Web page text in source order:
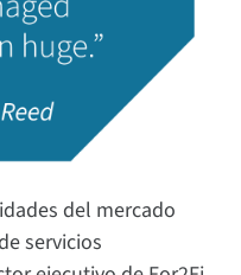
del mercado
servicios